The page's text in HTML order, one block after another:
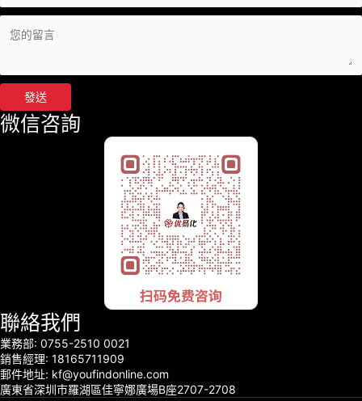
發送
微信咨詢
聯絡我們
業務部: 0755-2510 0021
銷售經理: 18165711909
郵件地址: kf@youfindonline.com
廣東省深圳市羅湖區佳寧娜廣場B座2707-2708